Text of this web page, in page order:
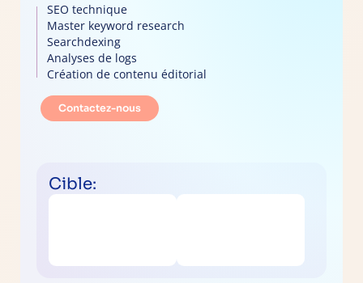
SEO technique
Master keyword research
Searchdexing
Analyses de logs
Création de contenu éditorial
Contactez-nous
Cible: